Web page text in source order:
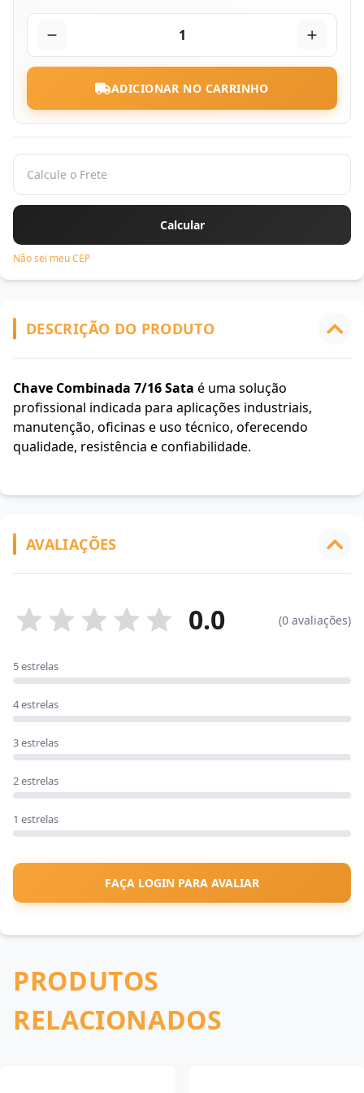
1
ADICIONAR NO CARRINHO
Não sei meu CEP
DESCRIÇÃO DO PRODUTO
Chave Combinada 7/16 Sata é uma solução
profissional indicada para aplicações industriais,
manutenção, oficinas e uso técnico, oferecendo
qualidade, resistência e confiabilidade.
AVALIAÇÕES
0.0 (0 avaliações)
5 estrelas
4 estrelas
3 estrelas
2 estrelas
1 estrelas
FAÇA LOGIN PARA AVALIAR
PRODUTOS
RELACIONADOS